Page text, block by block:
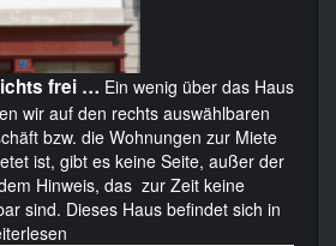
frei … Ein wenig über das Haus
wir auf den rechts auswählbaren
bzw. die Wohnungen zur Miete
ist, gibt es keine Seite, außer der
Hinweis, das zur Zeit keine
sind. Dieses Haus befindet sich in